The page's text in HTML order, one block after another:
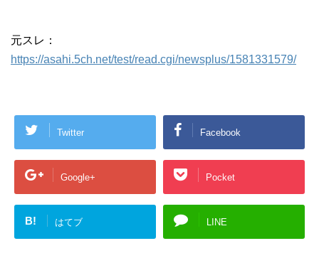
元スレ：
https://asahi.5ch.net/test/read.cgi/newsplus/1581331579/
Twitter Facebook
Google+ Pocket
B! はてブ LINE